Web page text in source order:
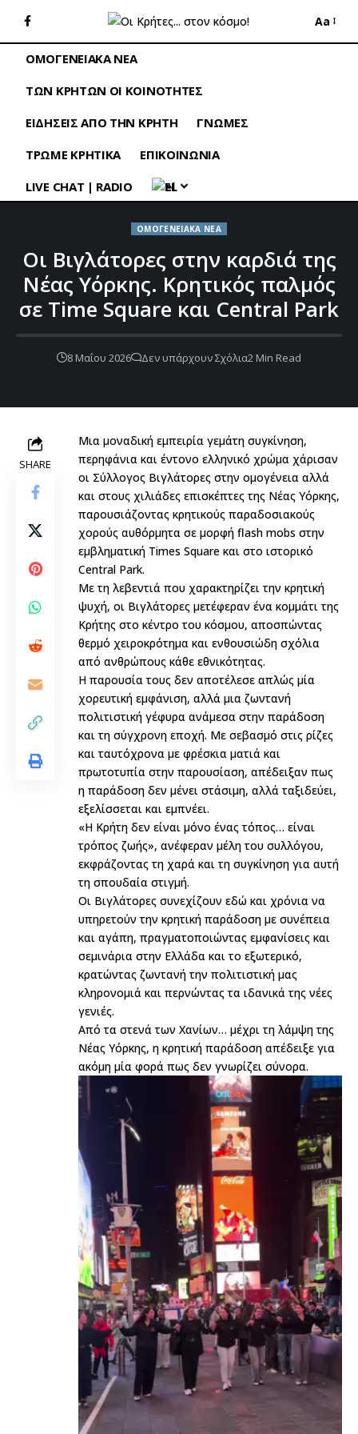
Aa
ΟΜΟΓΕΝΕΙΑΚΑ ΝΕΑ
ΤΩΝ ΚΡΗΤΩΝ ΟΙ ΚΟΙΝΟΤΗΤΕΣ
ΕΙΔΗΣΕΙΣ ΑΠΟ ΤΗΝ ΚΡΗΤΗ
ΓΝΩΜΕΣ
ΤΡΩΜΕ ΚΡΗΤΙΚΑ
ΕΠΙΚΟΙΝΩΝΙΑ
LIVE CHAT | RADIO
EL
ΟΜΟΓΕΝΕΙΑΚΑ ΝΕΑ
Οι Βιγλάτορες στην καρδιά της
Νέας Υόρκης. Κρητικός παλμός
σε Time Square και Central Park
8 Μαΐου 2026 Δεν υπάρχουν Σχόλια2 Min Read
SHARE
Μια μοναδική εμπειρία γεμάτη συγκίνηση,
περηφάνια και έντονο ελληνικό χρώμα χάρισαν
οι Σύλλογος Βιγλάτορες στην ομογένεια αλλά
και στους χιλιάδες επισκέπτες της Νέας Υόρκης,
παρουσιάζοντας κρητικούς παραδοσιακούς
χορούς αυθόρμητα σε μορφή flash mobs στην
εμβληματική Times Square και στο ιστορικό
Central Park.
Με τη λεβεντιά που χαρακτηρίζει την κρητική
ψυχή, οι Βιγλάτορες μετέφεραν ένα κομμάτι της
Κρήτης στο κέντρο του κόσμου, αποσπώντας
θερμό χειροκρότημα και ενθουσιώδη σχόλια
από ανθρώπους κάθε εθνικότητας.
Η παρουσία τους δεν αποτέλεσε απλώς μία
χορευτική εμφάνιση, αλλά μια ζωντανή
πολιτιστική γέφυρα ανάμεσα στην παράδοση
και τη σύγχρονη εποχή. Με σεβασμό στις ρίζες
και ταυτόχρονα με φρέσκια ματιά και
πρωτοτυπία στην παρουσίαση, απέδειξαν πως
η παράδοση δεν μένει στάσιμη, αλλά ταξιδεύει,
εξελίσσεται και εμπνέει.
«Η Κρήτη δεν είναι μόνο ένας τόπος… είναι
τρόπος ζωής», ανέφεραν μέλη του συλλόγου,
εκφράζοντας τη χαρά και τη συγκίνηση για αυτή
τη σπουδαία στιγμή.
Οι Βιγλάτορες συνεχίζουν εδώ και χρόνια να
υπηρετούν την κρητική παράδοση με συνέπεια
και αγάπη, πραγματοποιώντας εμφανίσεις και
σεμινάρια στην Ελλάδα και το εξωτερικό,
κρατώντας ζωντανή την πολιτιστική μας
κληρονομιά και περνώντας τα ιδανικά της νέες
γενιές.
Από τα στενά των Χανίων… μέχρι τη λάμψη της
Νέας Υόρκης, η κρητική παράδοση απέδειξε για
ακόμη μία φορά πως δεν γνωρίζει σύνορα.